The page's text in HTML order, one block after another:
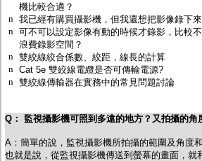
視訊轉換設備
雙絞線傳輸器
雜訊改善器
分配放大器
網路線用水晶頭
網路線
懶人線.同軸線.花線
集線盒.防水盒.配線盒
轉接頭
偽裝嚇阻假監視器. 警示防盜貼紙
機比較合適？
n 我已經有購買攝影機，但我還想把影像錄下
n 可不可以設定影像有動的時候才錄影，比較
浪費錄影空間？
n 雙絞線絞合係數、絞距，線長的計算
n Cat 5e 雙絞線電纜是否可傳輸電源?
n 雙絞線傳輸器在實務中的常見問題討論
Q： 監視攝影機可照到多遠的地方？又拍攝的角
A：簡單的說，監視攝影機所拍攝的範圍及角度
也就是說，從監視攝影機傳送到螢幕的畫面，就